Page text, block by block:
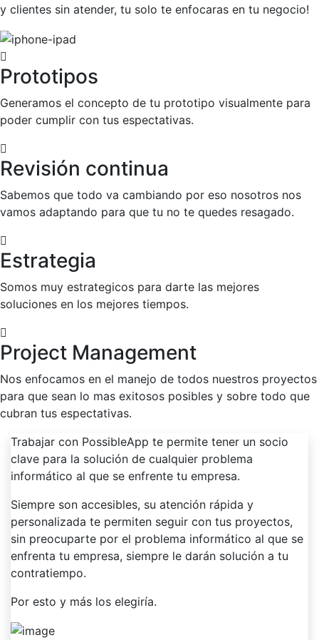
y clientes sin atender, tu solo te enfocaras en tu negocio!
Prototipos
Generamos el concepto de tu prototipo visualmente para
poder cumplir con tus espectativas.
Revisión continua
Sabemos que todo va cambiando por eso nosotros nos
vamos adaptando para que tu no te quedes resagado.
Estrategia
Somos muy estrategicos para darte las mejores
soluciones en los mejores tiempos.
Project Management
Nos enfocamos en el manejo de todos nuestros proyectos
para que sean lo mas exitosos posibles y sobre todo que
cubran tus espectativas.
Trabajar con PossibleApp te permite tener un socio
clave para la solución de cualquier problema
informático al que se enfrente tu empresa.
Siempre son accesibles, su atención rápida y
personalizada te permiten seguir con tus proyectos,
sin preocuparte por el problema informático al que se
enfrenta tu empresa, siempre le darán solución a tu
contratiempo.
Por esto y más los elegiría.